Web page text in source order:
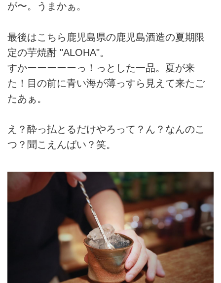
が〜。うまかぁ。
最後はこちら鹿児島県の鹿児島酒造の夏期限
定の芋焼酎 "ALOHA"。
すかーーーーーっ！っとした一品。夏が来
た！目の前に青い海が薄っすら見えて来たご
たあぁ。
え？酔っ払とるだけやろって？ん？なんのこ
つ？聞こえんばい？笑。